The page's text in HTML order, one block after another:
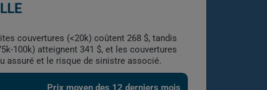
couvertures (<20k) coûtent 268 $, tandis
100k) atteignent 341 $, et les couvertures
assuré et le risque de sinistre associé.
Prix moyen des 12 derniers mois